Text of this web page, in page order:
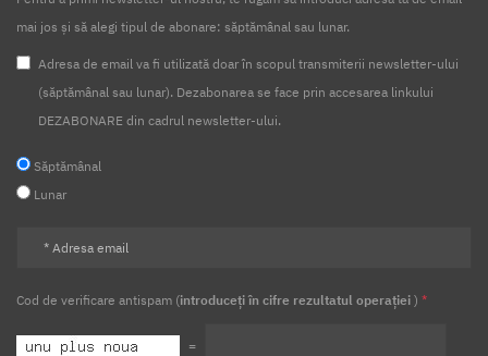
mai jos și să alegi tipul de abonare: săptămânal sau lunar.
Adresa de email va fi utilizată doar în scopul transmiterii newsletter-ului
(săptămânal sau lunar). Dezabonarea se face prin accesarea linkului
DEZABONARE din cadrul newsletter-ului.
Săptămânal
Lunar
Cod de verificare antispam (introduceți în cifre rezultatul operației ) *
=